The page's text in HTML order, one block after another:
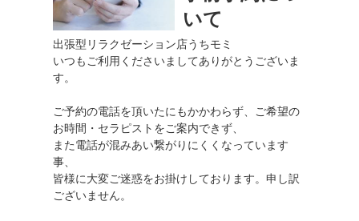
いて
出張型リラクゼーション店うちモミ
いつもご利用くださいましてありがとうございま
す。
ご予約の電話を頂いたにもかかわらず、ご希望の
お時間・セラピストをご案内できず、
また電話が混みあい繋がりにくくなっています
事、
皆様に大変ご迷惑をお掛けしております。申し訳
ございません。